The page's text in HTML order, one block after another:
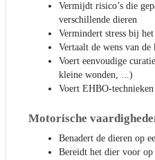
Vermijdt risico’s die
verschillende dieren
Vermindert stress bij
Vertaalt de wens van
Voert eenvoudige
kleine wonden, ...)
Voert EHBO-
Motorische
Benadert de dieren op
Bereidt het dier voor